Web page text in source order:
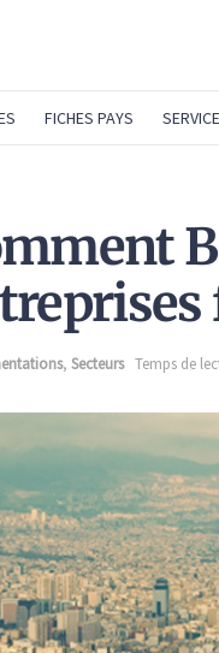
FICHES PAYS
, Secteurs Temps de